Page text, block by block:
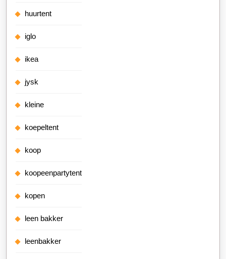
huurtent
iglo
ikea
jysk
kleine
koepeltent
koop
koopeenpartytent
kopen
leen bakker
leenbakker